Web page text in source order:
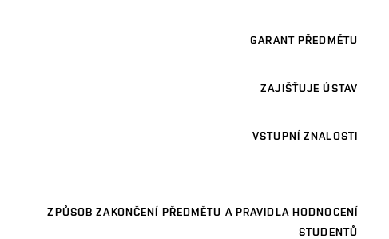
GARANT PŘEDMĚTU
ZAJIŠŤUJE ÚSTAV
VSTUPNÍ ZNALOSTI
ZPŮSOB ZAKONČENÍ PŘEDMĚTU A PRAVIDLA HODNOCENÍ
STUDENTŮ